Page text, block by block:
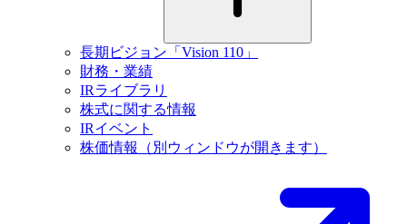
長期ビジョン「Vision 110」
財務・業績
IRライブラリ
株式に関する情報
IRイベント
株価情報
（別ウィンドウが開きます）